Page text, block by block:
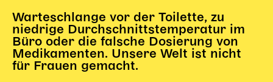
Sommerfest
Open House
Newsletter für pädagogische Institutionen
Warteschlange vor der Toilette, zu
niedrige Durchschnittstemperatur im
Büro oder die falsche Dosierung von
Medikamenten. Unsere Welt ist nicht
für Frauen gemacht.